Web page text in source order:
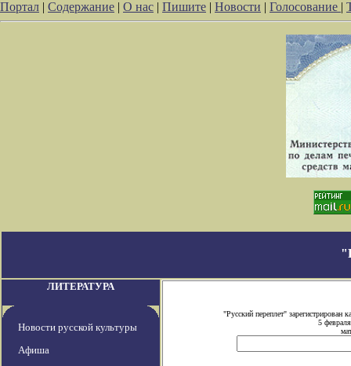
Портал | Содержание | О нас | Пишите | Новости | Голосование |
ЛИТЕРАТУРА
Новости русской культуры
Афиша
"Русский переплет"
5